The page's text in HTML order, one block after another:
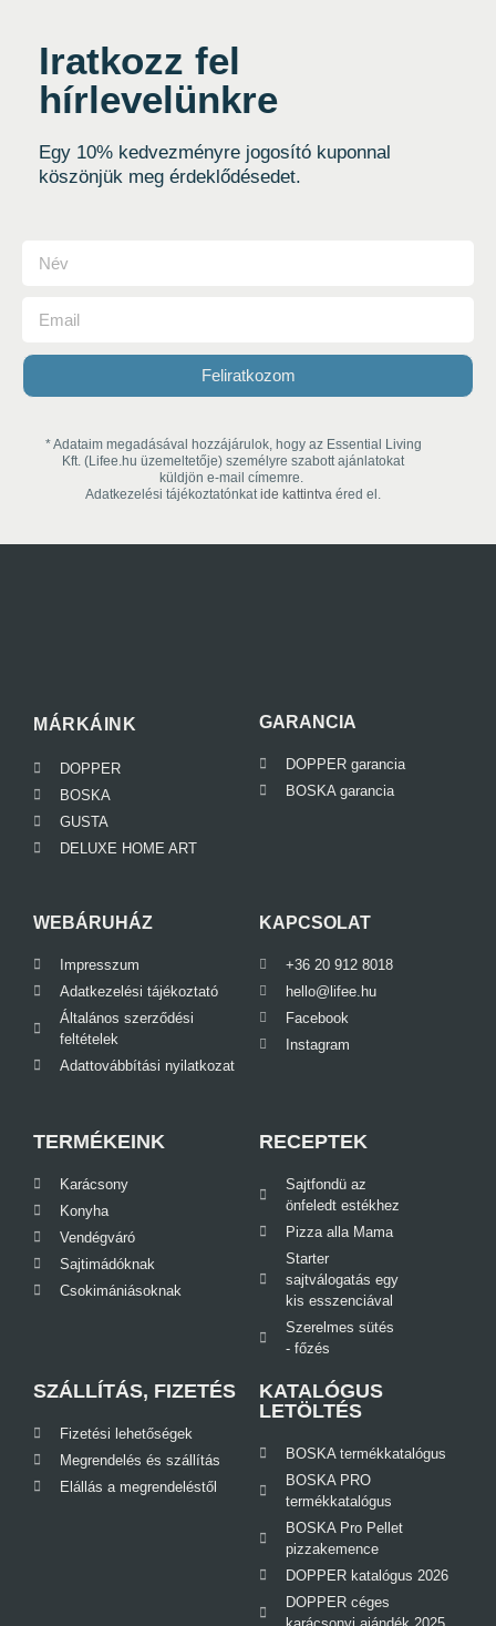
Iratkozz fel
hírlevelünkre
Egy 10% kedvezményre jogosító kuponnal
köszönjük meg érdeklődésedet.
Feliratkozom
* Adataim megadásával hozzájárulok, hogy az Essential Living
Kft. (Lifee.hu üzemeltetője) személyre szabott ajánlatokat
küldjön e-mail címemre.
Adatkezelési tájékoztatónkatide kattintva éred el.
MÁRKÁINK
DOPPER
BOSKA
GUSTA
DELUXE HOME ART
GARANCIA
DOPPER garancia
BOSKA garancia
WEBÁRUHÁZ
Impresszum
Adatkezelési tájékoztató
Általános szerződési
feltételek
Adattovábbítási nyilatkozat
KAPCSOLAT
+36 20 912 8018
hello@lifee.hu
Facebook
Instagram
TERMÉKEINK
Karácsony
Konyha
Vendégváró
Sajtimádóknak
Csokimániásoknak
RECEPTEK
Sajtfondü az
önfeledt estékhez
Pizza alla Mama
Starter
sajtválogatás egy
kis esszenciával
Szerelmes sütés
- főzés
SZÁLLÍTÁS, FIZETÉS
Fizetési lehetőségek
Megrendelés és szállítás
Elállás a megrendeléstől
KATALÓGUS
LETÖLTÉS
BOSKA termékkatalógus
BOSKA PRO
termékkatalógus
BOSKA Pro Pellet
pizzakemence
DOPPER katalógus 2026
DOPPER céges